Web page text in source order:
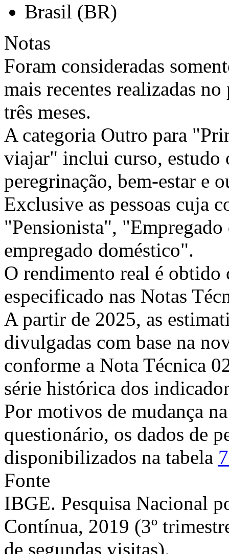
Brasil (BR)
Notas
Foram consideradas
mais recentes realizadas
três meses.
A categoria Outro para
viajar" inclui curso, estudo
peregrinação, bem-estar e
Exclusive as pessoas cuja
"Pensionista",
empregado doméstico".
O rendimento real é
especificado nas Notas
A partir de 2025, as
divulgadas com base na
conforme a Nota Técnica
série histórica dos
Por motivos de mudança
questionário, os dados de
disponibilizados na tabela
Fonte
IBGE. Pesquisa Nacional
Contínua, 2019 (3º
de segundas visitas).